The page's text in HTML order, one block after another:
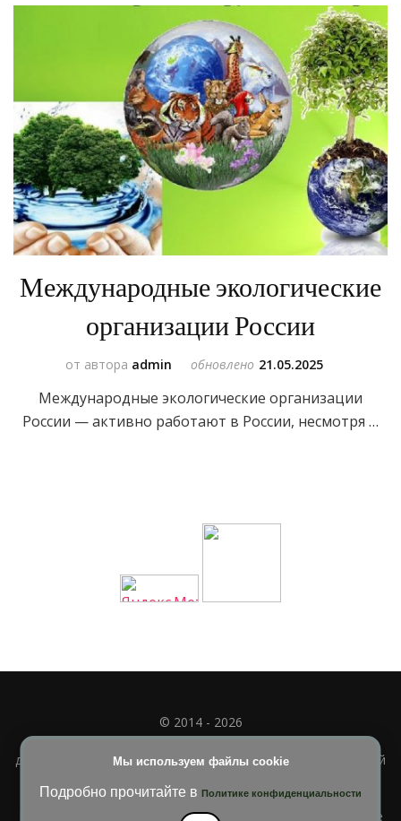
Международные экологические
организации России
от автора admin обновлено 21.05.2025
Международные экологические организации
России — активно работают в России, несмотря …
Мы используем файлы cookie
Подробно прочитайте в Политике конфиденциальности
© 2014 - 2026
Полное или частичное использование материала
допускается только при наличии активной и индексируемой
Blossom Diva | РазработанаТемы Blossom . На платформе